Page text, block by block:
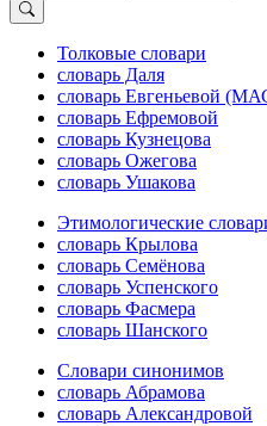
Толковые словари
словарь Даля
словарь Евгеньевой
словарь Ефремовой
словарь Кузнецова
словарь Ожегова
словарь Ушакова
Этимологические
словарь Крылова
словарь Семёнова
словарь Успенского
словарь Фасмера
словарь Шанского
Словари синонимов
словарь Абрамова
словарь Александровой